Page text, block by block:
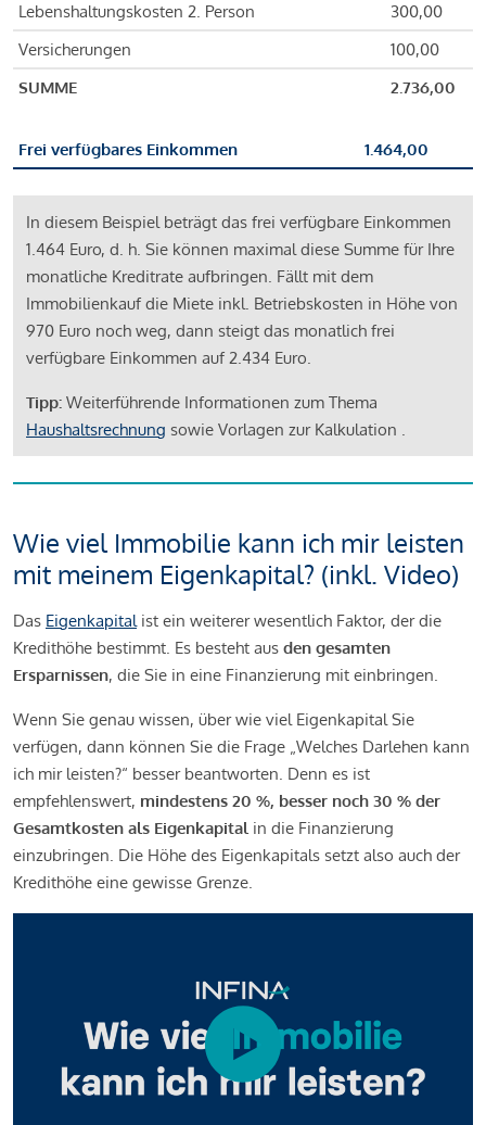
Lebenshaltungskosten 2. Person
300,00
Versicherungen
100,00
SUMME
2.736,00
Frei verfügbares Einkommen 1.464,00
In diesem Beispiel beträgt das frei verfügbare Einkommen
1.464 Euro, d. h. Sie können maximal diese Summe für Ihre
monatliche Kreditrate aufbringen. Fällt mit dem
Immobilienkauf die Miete inkl. Betriebskosten in Höhe von
970 Euro noch weg, dann steigt das monatlich frei
verfügbare Einkommen auf 2.434 Euro.
Tipp: Weiterführende Informationen zum Thema
Haushaltsrechnung sowie Vorlagen zur Kalkulation .
Wie viel Immobilie kann ich mir leisten
mit meinem Eigenkapital? (inkl. Video)
Das Eigenkapitalist ein weiterer wesentlich Faktor, der die
Kredithöhe bestimmt. Es besteht aus den gesamten
Ersparnissen, die Sie in eine Finanzierung mit einbringen.
Wenn Sie genau wissen, über wie viel Eigenkapital Sie
verfügen, dann können Sie die Frage „Welches Darlehen kann
ich mir leisten?“ besser beantworten. Denn es ist
empfehlenswert, mindestens 20 %, besser noch 30 % der
Gesamtkosten als Eigenkapital in die Finanzierung
einzubringen. Die Höhe des Eigenkapitals setzt also auch der
Kredithöhe eine gewisse Grenze.